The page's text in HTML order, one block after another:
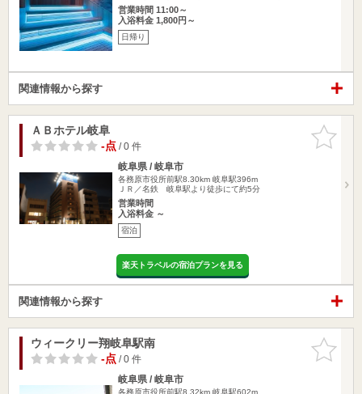
営業時間 11:00～
入浴料金 1,800円～
日帰り
関連情報から探す
お気に入
りに追加
ＡＢホテル岐阜
-点/ 0 件
岐阜県 / 岐阜市
各務原市役所前駅8.30km 岐阜駅396m
ＪＲ／名鉄 岐阜駅より徒歩にて約5分
営業時間
入浴料金 ～
宿泊
楽天トラベルの宿泊プランを見る
関連情報から探す
お気に入
りに追加
ウィークリー翔岐阜駅南
-点/ 0 件
岐阜県 / 岐阜市
各務原市役所前駅8.32km 岐阜駅602m